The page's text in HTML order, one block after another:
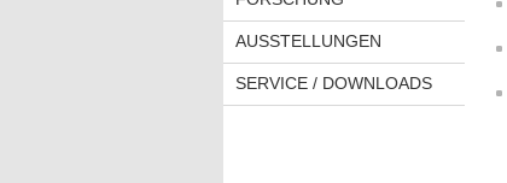
AUSSTELLUNGEN
SERVICE / DOWNLOADS